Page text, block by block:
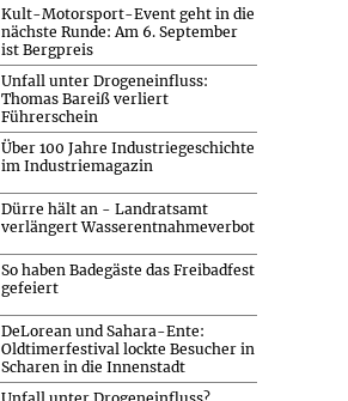
Kult-Motorsport-Event geht in die
nächste Runde: Am 6. September
ist Bergpreis
Unfall unter Drogeneinfluss:
Thomas Bareiß verliert
Führerschein
Über 100 Jahre Industriegeschichte
im Industriemagazin
Dürre hält an - Landratsamt
verlängert Wasserentnahmeverbot
So haben Badegäste das Freibadfest
gefeiert
DeLorean und Sahara-Ente:
Oldtimerfestival lockte Besucher in
Scharen in die Innenstadt